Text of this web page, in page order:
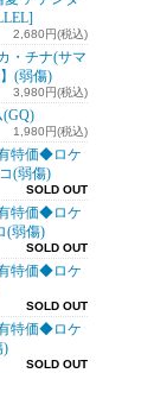
2,680円(税込)
・チナ(サマ
(弱傷)
3,980円(税込)
(GQ)
1,980円(税込)
特価◆ロケ
(弱傷)
SOLD OUT
特価◆ロケ
(弱傷)
SOLD OUT
特価◆ロケ
SOLD OUT
特価◆ロケ
)
SOLD OUT